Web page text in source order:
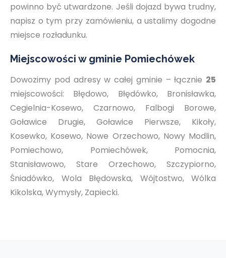
powinno być utwardzone. Jeśli dojazd bywa trudny,
napisz o tym przy zamówieniu, a ustalimy dogodne
miejsce rozładunku.
Miejscowości w gminie Pomiechówek
Dowozimy pod adresy w całej gminie – łącznie 25
miejscowości: Błędowo, Błędówko, Bronisławka,
Cegielnia-Kosewo, Czarnowo, Falbogi Borowe,
Goławice Drugie, Goławice Pierwsze, Kikoły,
Kosewko, Kosewo, Nowe Orzechowo, Nowy Modlin,
Pomiechowo, Pomiechówek, Pomocnia,
Stanisławowo, Stare Orzechowo, Szczypiorno,
Śniadówko, Wola Błędowska, Wójtostwo, Wólka
Kikolska, Wymysły, Zapiecki.